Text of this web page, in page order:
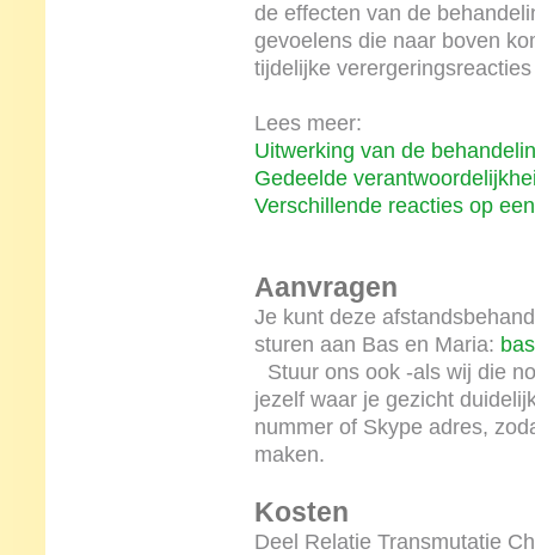
de effecten van de
gevoelens die naar boven
tijdelijke
Lees meer:
Uitwerking van de
Gedeelde
Verschillende reacties op
Aanvragen
Je kunt deze
sturen aan Bas en Maria:
Stuur ons ook -als wij die
jezelf waar je gezicht
nummer of Skype adres,
maken.
Kosten
Deel Relatie Transmutatie